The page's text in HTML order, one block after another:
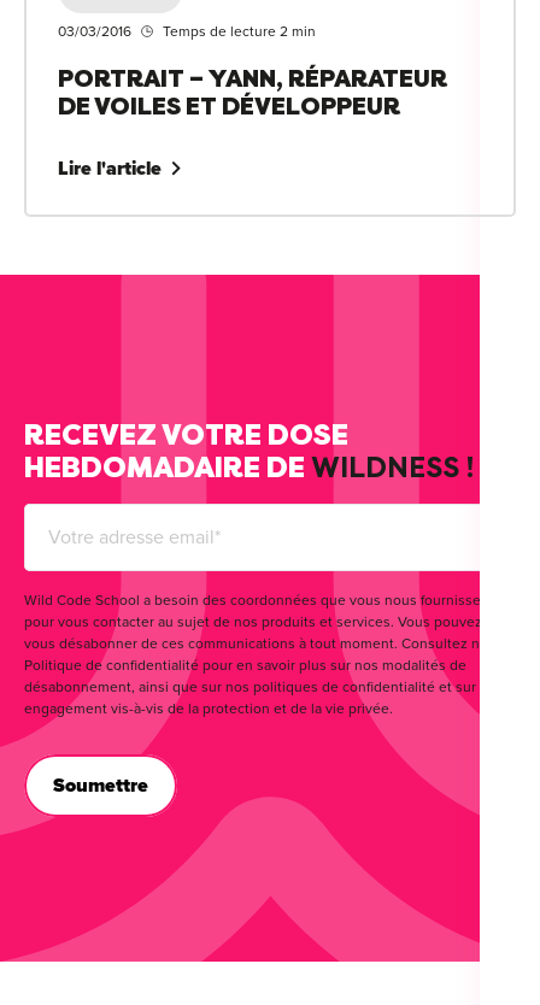
03/03/2016 Temps de lecture 2 min
PORTRAIT – YANN, RÉPARATEUR
DE VOILES ET DÉVELOPPEUR
Lire l'article
RECEVEZ VOTRE DOSE
HEBDOMADAIRE DE WILDNESS !
Wild Code School a besoin des coordonnées que vous nous fournissez
pour vous contacter au sujet de nos produits et services. Vous pouvez
vous désabonner de ces communications à tout moment. Consultez notre
Politique de confidentialité pour en savoir plus sur nos modalités de
désabonnement, ainsi que sur nos politiques de confidentialité et sur notre
engagement vis-à-vis de la protection et de la vie privée.